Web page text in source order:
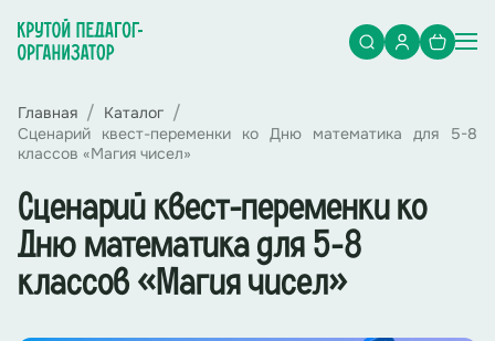
Главная
Каталог
Сценарий квест-переменки ко Дню математика для 5-8
классов «Магия чисел»
Сценарий квест-переменки ко
Дню математика для 5-8
классов «Магия чисел»